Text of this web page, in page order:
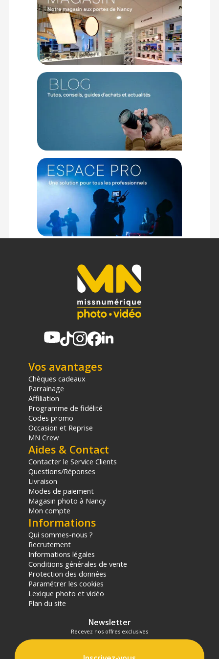
Offre valable jusqu'au 07-08-2026 inclus.
Code EAN Caruba HB-90A Pare-soleil Noir (pour Nikon Z DX 50-
250 mm f 4,5-6,3 VR) - Pare-soleil - Achate et Prix :
8718485021343
(1) Sous réserve d'éligibilité.
(2) Nombre de points Fidélité estimés, hors remises au panier, basé
sur le prix TTC en €, les points seront effectivement calculés dans le
Vos avantages
Chèques cadeaux
Parrainage
Affiliation
Programme de fidélité
Codes promo
Occasion et Reprise
MN Crew
Aides & Contact
Contacter le Service Clients
Questions/Réponses
Livraison
Modes de paiement
Magasin photo à Nancy
Mon compte
Informations
Qui sommes-nous ?
Recrutement
Informations légales
Conditions générales de vente
Protection des données
Paramétrer les cookies
Lexique photo et vidéo
Plan du site
Newsletter
Recevez nos offres exclusives